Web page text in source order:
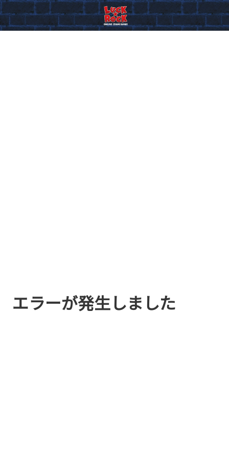
エラーが発生しました